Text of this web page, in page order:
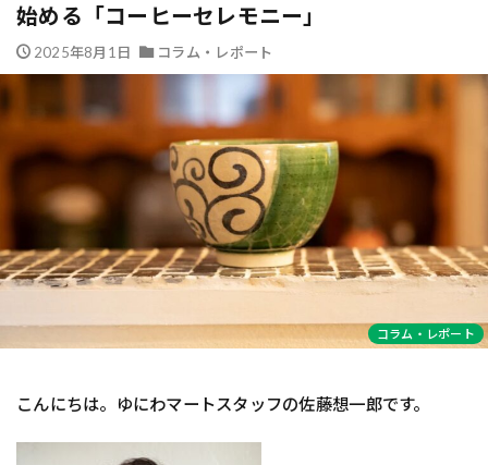
始める「コーヒーセレモニー」
2025年8月1日 コラム・レポート
コラム・レポート
こんにちは。ゆにわマートスタッフの佐藤想一郎です。